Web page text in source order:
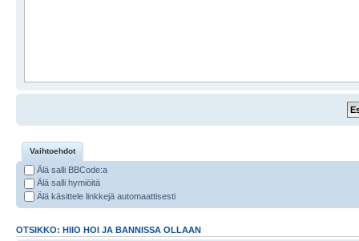
Vaihtoehdot
Älä salli BBCode:a
Älä salli hymiöitä
Älä käsittele linkkejä automaattisesti
OTSIKKO: HIIO HOI JA BANNISSA OLLAAN